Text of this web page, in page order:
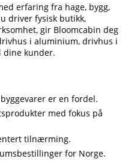
erfaring fra hage, bygg,
driver fysisk butikk,
gir Bloomcabin deg
i aluminium, drivhus i
kunder.
er en fordel.
med fokus på
tilnærming.
for Norge.